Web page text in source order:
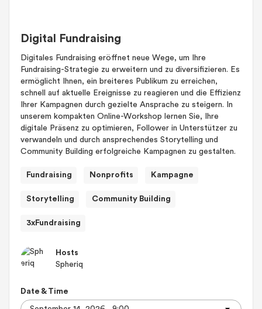
Digital Fundraising
Digitales Fundraising eröffnet neue Wege, um Ihre
Fundraising-Strategie zu erweitern und zu diversifizieren. Es
ermöglicht Ihnen, ein breiteres Publikum zu erreichen,
schnell auf aktuelle Ereignisse zu reagieren und die Effizienz
Ihrer Kampagnen durch gezielte Ansprache zu steigern. In
unserem kompakten Online-Workshop lernen Sie, Ihre
digitale Präsenz zu optimieren, Follower in Unterstützer zu
verwandeln und durch ansprechendes Storytelling und
Community Building erfolgreiche Kampagnen zu gestalten.
Fundraising Nonprofits Kampagne
Storytelling Community Building
3xFundraising
Hosts
Spheriq
Date & Time